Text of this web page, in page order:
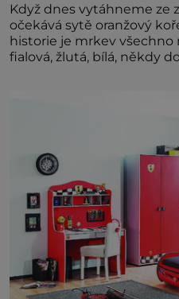
Když dnes vytáhneme ze
očekává sytě oranžový
historie je mrkev všechno
fialová, žlutá, bílá, někdy
nedokážeme představit.